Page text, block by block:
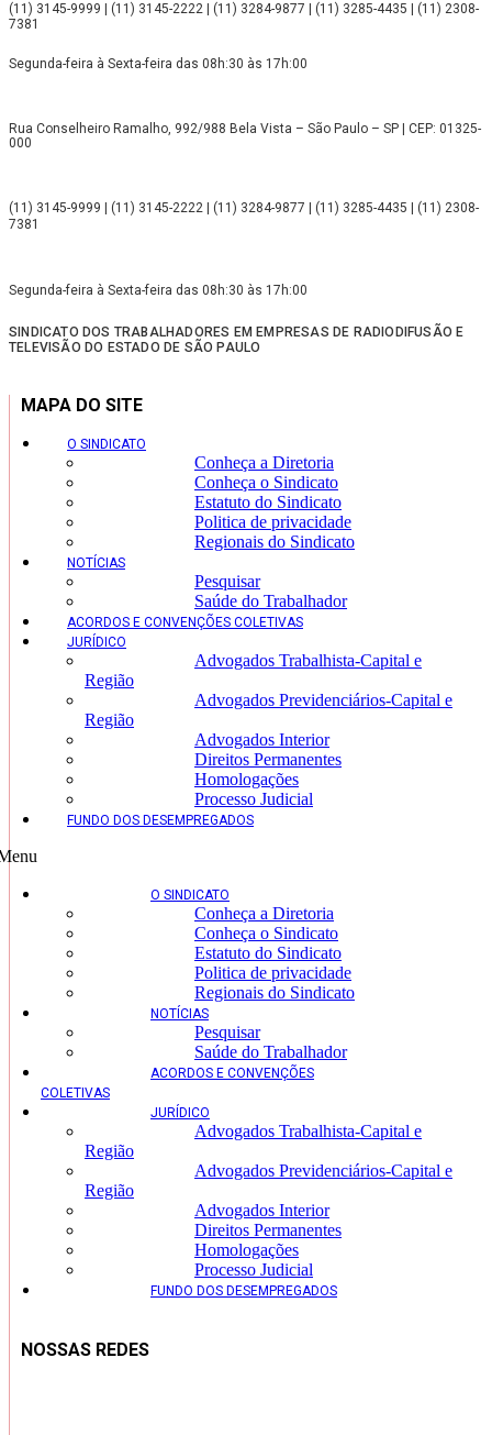
(11) 3145-9999 | (11) 3145-2222 | (11) 3284-9877 | (11) 3285-4435 | (11) 2308-
7381
Segunda-feira à Sexta-feira das 08h:30 às 17h:00
Rua Conselheiro Ramalho, 992/988 Bela Vista – São Paulo – SP | CEP: 01325-
000
(11) 3145-9999 | (11) 3145-2222 | (11) 3284-9877 | (11) 3285-4435 | (11) 2308-
7381
Segunda-feira à Sexta-feira das 08h:30 às 17h:00
SINDICATO DOS TRABALHADORES EM EMPRESAS DE RADIODIFUSÃO E
TELEVISÃO DO ESTADO DE SÃO PAULO
MAPA DO SITE
O SINDICATO
Conheça a Diretoria
Conheça o Sindicato
Estatuto do Sindicato
Politica de privacidade
Regionais do Sindicato
NOTÍCIAS
Pesquisar
Saúde do Trabalhador
ACORDOS E CONVENÇÕES COLETIVAS
JURÍDICO
Advogados Trabalhista-Capital e
Região
Advogados Previdenciários-Capital e
Região
Advogados Interior
Direitos Permanentes
Homologações
Processo Judicial
FUNDO DOS DESEMPREGADOS
O SINDICATO
Conheça a Diretoria
Conheça o Sindicato
Estatuto do Sindicato
Politica de privacidade
Regionais do Sindicato
NOTÍCIAS
Pesquisar
Saúde do Trabalhador
ACORDOS E CONVENÇÕES
COLETIVAS
JURÍDICO
Advogados Trabalhista-Capital e
Região
Advogados Previdenciários-Capital e
Região
Advogados Interior
Direitos Permanentes
Homologações
Processo Judicial
FUNDO DOS DESEMPREGADOS
NOSSAS REDES